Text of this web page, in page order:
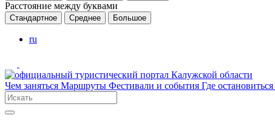
Расстояние между буквами
Стандартное Среднее Большое
ru
Чем заняться Маршруты Фестивали и события Где остановиться